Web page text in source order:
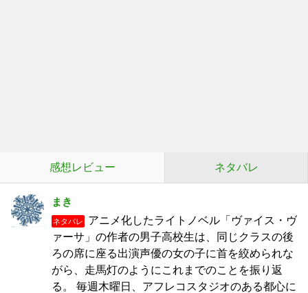
感想レビュー ネタバレ
まき
ネタバレ
アニメ化したライトノベル「ヴァイス・ヴ
ァーサ」の作者の男子高校生は、同じクラスの後
ろの席に座る出演声優の女の子に首を絞められな
がら、走馬灯のようにこれまでのことを振り返
る。 毎週木曜日、アフレコスタジオのある都心に